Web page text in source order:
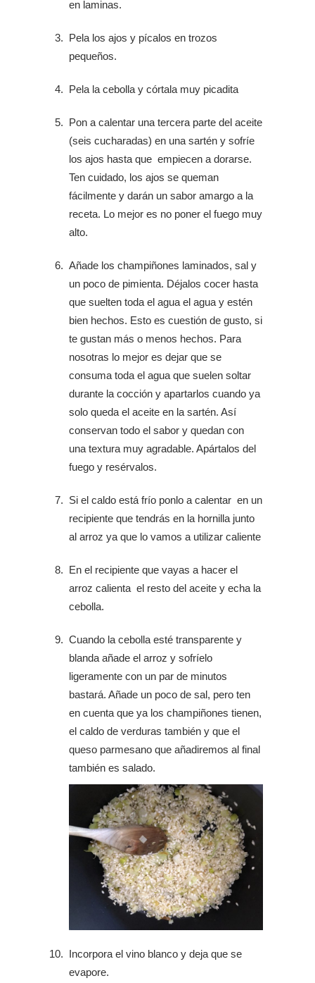
en laminas.
Pela los ajos y pícalos en trozos
pequeños.
Pela la cebolla y córtala muy picadita
Pon a calentar una tercera parte del aceite
(seis cucharadas) en una sartén y sofríe
los ajos hasta que empiecen a dorarse.
Ten cuidado, los ajos se queman
fácilmente y darán un sabor amargo a la
receta. Lo mejor es no poner el fuego muy
alto.
Añade los champiñones laminados, sal y
un poco de pimienta. Déjalos cocer hasta
que suelten toda el agua el agua y estén
bien hechos. Esto es cuestión de gusto, si
te gustan más o menos hechos. Para
nosotras lo mejor es dejar que se
consuma toda el agua que suelen soltar
durante la cocción y apartarlos cuando ya
solo queda el aceite en la sartén. Así
conservan todo el sabor y quedan con
una textura muy agradable. Apártalos del
fuego y resérvalos.
Si el caldo está frío ponlo a calentar en un
recipiente que tendrás en la hornilla junto
al arroz ya que lo vamos a utilizar caliente
En el recipiente que vayas a hacer el
arroz calienta el resto del aceite y echa la
cebolla.
Cuando la cebolla esté transparente y
blanda añade el arroz y sofríelo
ligeramente con un par de minutos
bastará. Añade un poco de sal, pero ten
en cuenta que ya los champiñones tienen,
el caldo de verduras también y que el
queso parmesano que añadiremos al final
también es salado.
Incorpora el vino blanco y deja que se
evapore.